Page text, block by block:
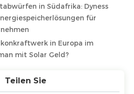
in Südafrika: Dyness
für
in Europa im
mit Solar Geld?
Teilen Sie